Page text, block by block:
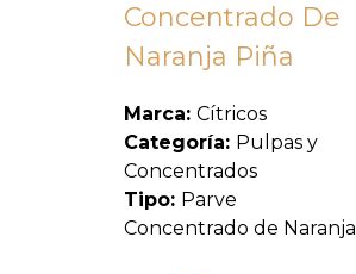
Concentrado De
Naranja Piña
Marca: Cítricos
Categoría: Pulpas y
Concentrados
Tipo: Parve
Concentrado de Naranja